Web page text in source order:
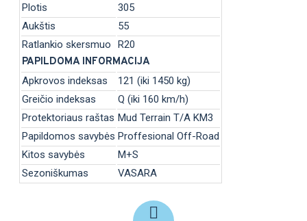
Plotis
305
Aukštis
55
Ratlankio skersmuo
R20
PAPILDOMA INFORMACIJA
Apkrovos indeksas
121 (iki 1450 kg)
Greičio indeksas
Q (iki 160 km/h)
Protektoriaus raštas Mud Terrain T/A KM3
Papildomos savybės Proffesional Off-Road
Kitos savybės
M+S
Sezoniškumas
VASARA